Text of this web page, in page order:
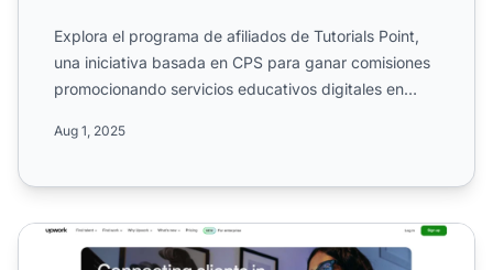
Explora el programa de afiliados de Tutorials Point,
una iniciativa basada en CPS para ganar comisiones
promocionando servicios educativos digitales en
Aug 1, 2025
Programa de Afiliados de Upwork